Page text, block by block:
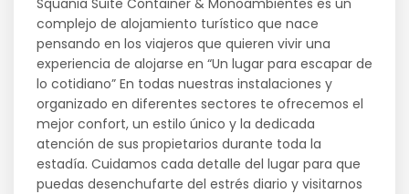
Squania Suite Container & Monoambientes es un
complejo de alojamiento turístico que nace
pensando en los viajeros que quieren vivir una
experiencia de alojarse en “Un lugar para escapar de
lo cotidiano” En todas nuestras instalaciones y
organizado en diferentes sectores te ofrecemos el
mejor confort, un estilo único y la dedicada
atención de sus propietarios durante toda la
estadía. Cuidamos cada detalle del lugar para que
puedas desenchufarte del estrés diario y visitarnos